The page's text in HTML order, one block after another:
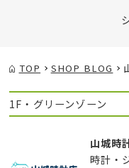
TOP SHOP BLOG
1F・グリーンゾーン
山城時
時計・